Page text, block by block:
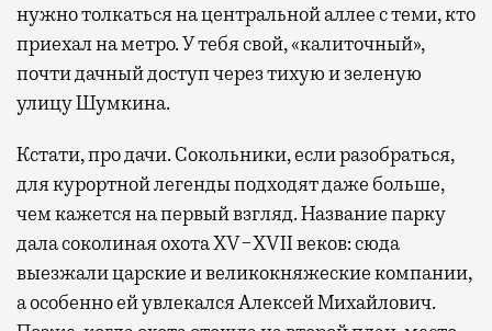
нужно толкаться на центральной аллее с теми, кто
приехал на метро. У тебя свой, «калиточный»,
почти дачный доступ через тихую и зеленую
улицу Шумкина.
Кстати, про дачи. Сокольники, если разобраться,
для курортной легенды подходят даже больше,
чем кажется на первый взгляд. Название парку
дала соколиная охота XV−XVII веков: сюда
выезжали царские и великокняжеские компании,
а особенно ей увлекался Алексей Михайлович.